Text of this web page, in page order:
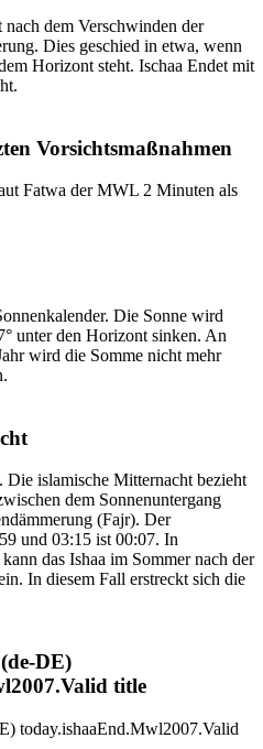
dem Verschwinden der
Dies geschied in etwa, wenn
Horizont steht. Ischaa Endet mit
Vorsichtsmaßnahmen
Fatwa der MWL 2 Minuten als
Die Sonne wird
unter den Horizont sinken. An
wird die Somme nicht mehr
Die islamische Mitternacht bezieht
dem Sonnenuntergang
(Fajr). Der
und 03:15 ist 00:07. In
das Ishaa im Sommer nach der
In diesem Fall erstreckt sich die
DE)
title
today.ishaaEnd.Mwl2007.Valid